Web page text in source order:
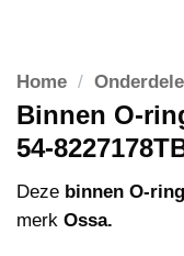
Home /
Binnen O-
54-
Deze binnen O-
merk Ossa.